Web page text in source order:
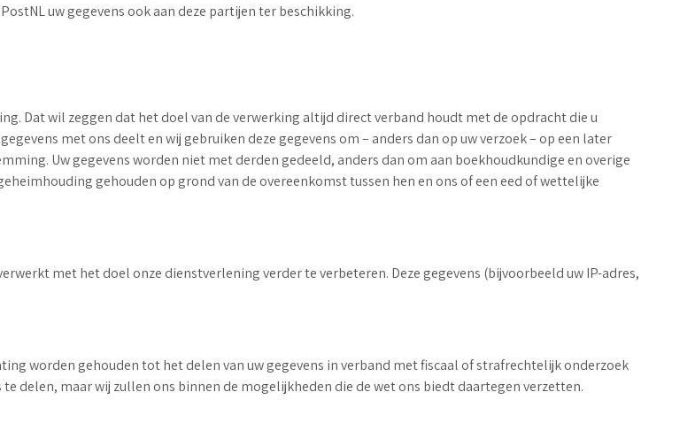
uw gegevens ook aan deze partijen ter beschikking.
Dat wil zeggen dat het doel van de verwerking altijd direct verband houdt met de opdracht die u
met ons deelt en wij gebruiken deze gegevens om – anders dan op uw verzoek – op een later
Uw gegevens worden niet met derden gedeeld, anders dan om aan boekhoudkundige en overige
gehouden op grond van de overeenkomst tussen hen en ons of een eed of wettelijke
met het doel onze dienstverlening verder te verbeteren. Deze gegevens (bijvoorbeeld uw IP-adres,
worden gehouden tot het delen van uw gegevens in verband met fiscaal of strafrechtelijk onderzoek
delen, maar wij zullen ons binnen de mogelijkheden die de wet ons biedt daartegen verzetten.